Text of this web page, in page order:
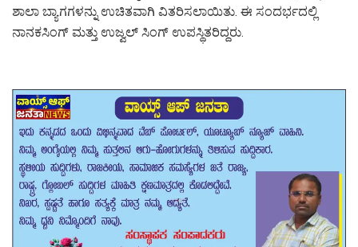
ಶಾಲಾ ಬ್ಯಾಗಗಳನ್ನು ಉಚಿತವಾಗಿ ವಿತರಿಸಲಾಯಿತು. ಈ ಸಂದರ್ಭದಲ್ಲಿ
ನಾನಕಸಿಂಗ್ ಮತ್ತು ಉಜ್ವಲ್ ಸಿಂಗ್ ಉಪಸ್ಥಿತರಿದ್ದರು.